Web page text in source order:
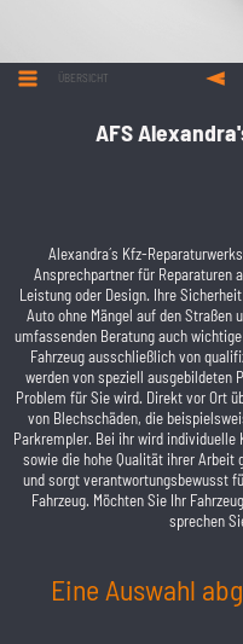
ÜBERSICHT
AFS
Alexandra´s Kfz-
Ansprechpartner für Reparaturen
Leistung oder Design. Ihre
Auto ohne Mängel auf den
umfassenden Beratung auch
Fahrzeug ausschließlich von
werden von speziell ausgebildeten
Problem für Sie wird. Direkt vor Ort
von Blechschäden, die
Parkrempler. Bei ihr wird individuelle
sowie die hohe Qualität ihrer Arbeit
und sorgt verantwortungsbewusst
Fahrzeug. Möchten Sie Ihr
sprechen
Eine Auswahl